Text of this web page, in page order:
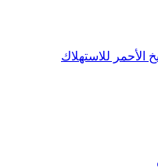
الأحمر للاستهلاك